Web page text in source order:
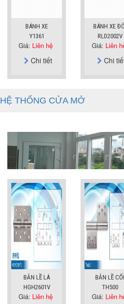
BÁNH XE
Y1361
Giá: Liên hệ
Chi tiết
BÁNH XE
RLD2002V
Giá: Liên
Chi
HỆ THỐNG CỬA MỞ
BẢN LỀ LÁ
HGH2601V
Giá: Liên hệ
BẢN LỀ CỐI
TH500
Giá: Liên